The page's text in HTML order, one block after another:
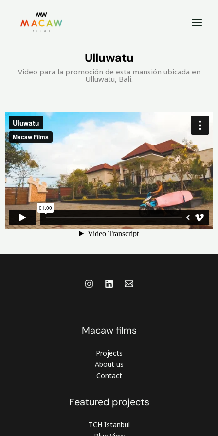
Ulluwatu
Video para la promoción de esta mansión ubicada en
Ulluwatu, Bali.
Macaw films
Projects
About us
Contact
Featured projects
TCH Istanbul